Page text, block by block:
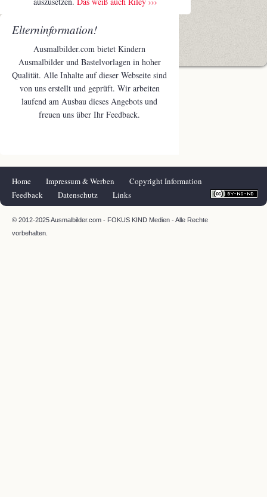
Elterninformation!
Ausmalbilder.com bietet Kindern
Ausmalbilder und Bastelvorlagen in hoher
Qualität. Alle Inhalte auf dieser Webseite sind
von uns erstellt und geprüft. Wir arbeiten
laufend am Ausbau dieses Angebots und
freuen uns über Ihr Feedback.
Navigation
überspringen
Home Impressum & Werben
Copyright Information
Feedback
Datenschutz Links
© 2012-2025 Ausmalbilder.com - FOKUS KIND Medien - Alle Rechte
vorbehalten.